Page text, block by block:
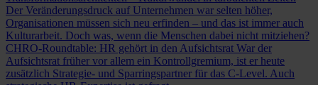
Der Veränderungsdruck auf Unternehmen war selten höher,
Organisationen müssen sich neu erfinden – und das ist immer auch
Kulturarbeit. Doch was, wenn die Menschen dabei nicht mitziehen?
CHRO-Roundtable: HR gehört in den Aufsichtsrat War der
Aufsichtsrat früher vor allem ein Kontrollgremium, ist er heute
zusätzlich Strategie- und Sparringspartner für das C-Level. Auch